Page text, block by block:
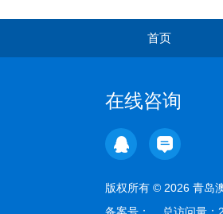
首页
在线咨询
版权所有 © 2026 青岛